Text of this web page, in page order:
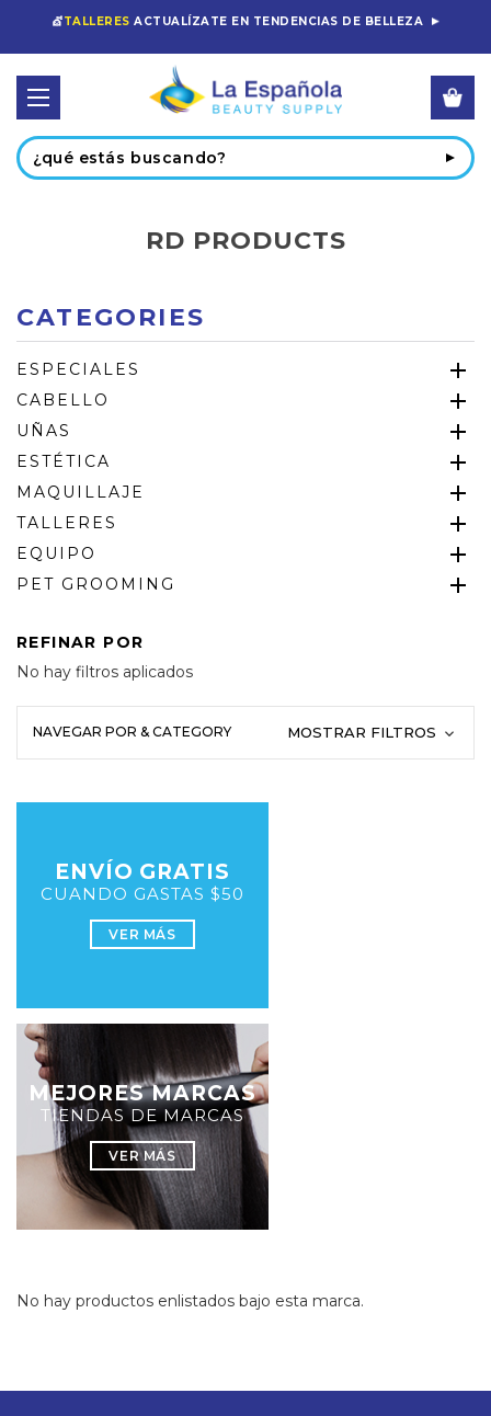
💇TALLERES ACTUALÍZATE EN TENDENCIAS DE BELLEZA
Buscar
RD PRODUCTS
CATEGORIES
ESPECIALES
CABELLO
UÑAS
ESTÉTICA
MAQUILLAJE
TALLERES
EQUIPO
PET GROOMING
REFINAR POR
No hay filtros aplicados
NAVEGAR POR & CATEGORY MOSTRAR FILTROS
ENVÍO GRATIS
CUANDO GASTAS $50
VER MÁS
MEJORES MARCAS
TIENDAS DE MARCAS
VER MÁS
No hay productos enlistados bajo esta marca.